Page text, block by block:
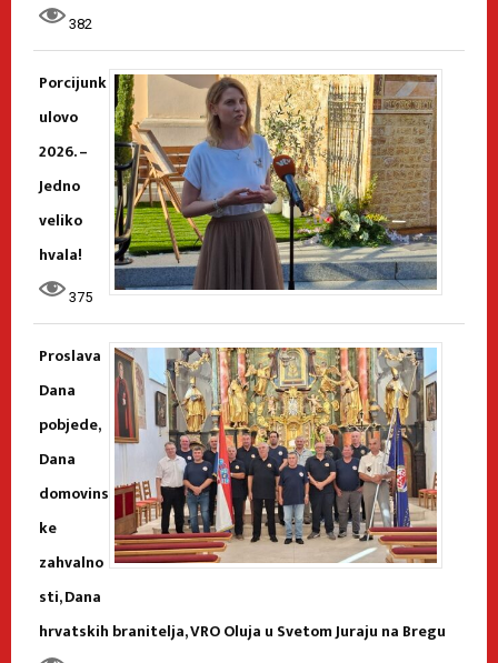
382
Porcijunk
ulovo
2026. –
Jedno
veliko
hvala!
375
Proslava
Dana
pobjede,
Dana
domovins
ke
zahvalno
sti, Dana
hrvatskih branitelja, VRO Oluja u Svetom Juraju na Bregu